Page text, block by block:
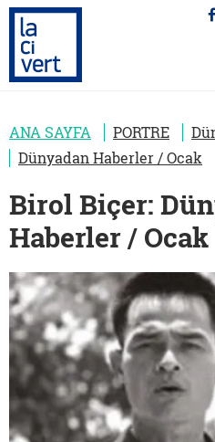
ANA SAYFA PORTRE
Dünyadan Haberler / Ocak
Birol Biçer:
Haberler / Ocak